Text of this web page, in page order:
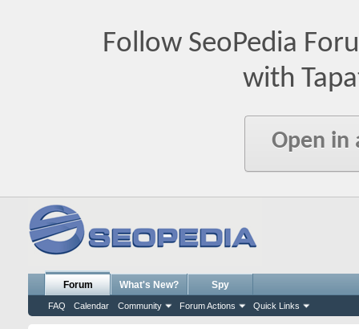
Follow SeoPedia
with
Open in
Forum
FAQ Calendar Community Forum Actions Quick Links
What's New? Spy